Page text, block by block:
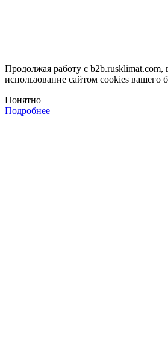
Продолжая работу с b2b.rusklimat.com,
использование сайтом cookies вашего
Понятно
Подробнее